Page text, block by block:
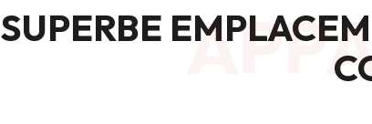
SUPERBE